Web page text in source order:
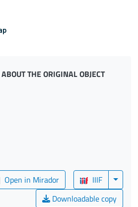
THE ORIGINAL OBJECT
Open in Mirador
IIIF
Downloadable copy